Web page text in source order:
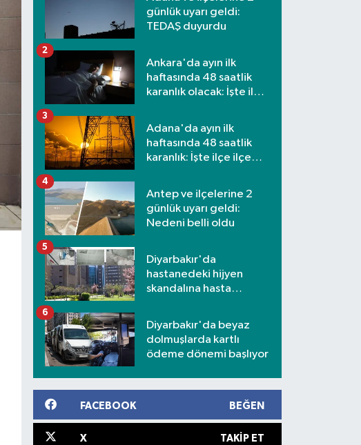
günlük uyarı geldi:
TEDAŞ duyurdu
Ankara'da ayın ilk
haftasında 48 saatlik
karanlık olacak: İşte ilçe
2
Adana'da ayın ilk
haftasında 48 saatlik
karanlık: İşte ilçe ilçe
3
Antep ve ilçelerine 2
günlük uyarı geldi:
Nedeni belli oldu
4
Diyarbakır'da
hastanedeki hijyen
skandalına hasta
5
Diyarbakır'da beyaz
dolmuşlarda kartlı
ödeme dönemi başlıyor
6
FACEBOOK BEĞEN
X TAKIP ET